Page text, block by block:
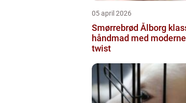
05 april 2026
Smørrebrød Ålborg klassisk
håndmad med moderne
twist